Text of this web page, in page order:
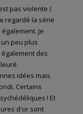
pas violente (
regardé la série
Je
peu plus
des
idées mais
Certains
! Et
d'or sont